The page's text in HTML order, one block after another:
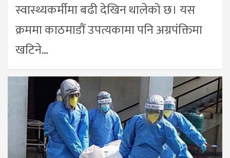
स्वास्थ्यकर्मीमा बढी देखिन थालेको छ। यस
क्रममा काठमाडौं उपत्यकामा पनि अग्रपंक्तिमा
खटिने…